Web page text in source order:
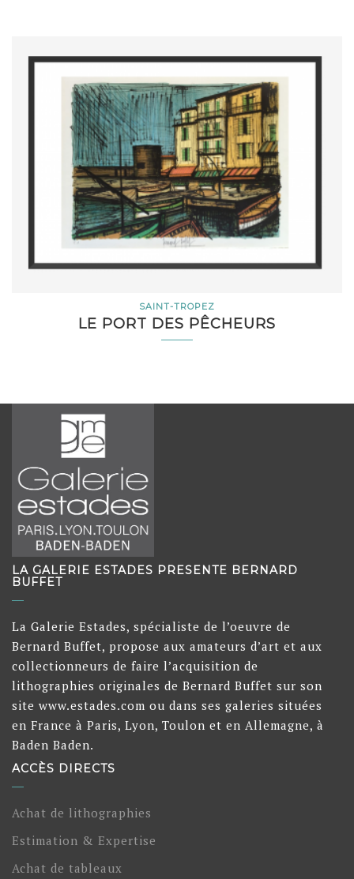
SAINT-TROPEZ
LE PORT DES PÊCHEURS
LA GALERIE ESTADES PRESENTE BERNARD
BUFFET
La Galerie Estades, spécialiste de l’oeuvre de
Bernard Buffet, propose aux amateurs d’art et aux
collectionneurs de faire l’acquisition de
lithographies originales de Bernard Buffet sur son
site www.estades.com ou dans ses galeries situées
en France à Paris, Lyon, Toulon et en Allemagne, à
Baden Baden.
ACCÈS DIRECTS
Achat de lithographies
Estimation & Expertise
Achat de tableaux